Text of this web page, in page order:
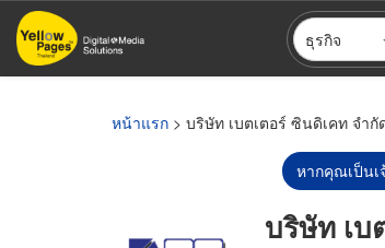
ข้าม
ไป
ธุรกิจ
หน้าแรก > บริษัท เบตเตอร์ ซินดิเคท จำกั
หากคุณเป็นเ
บริษัท เบ